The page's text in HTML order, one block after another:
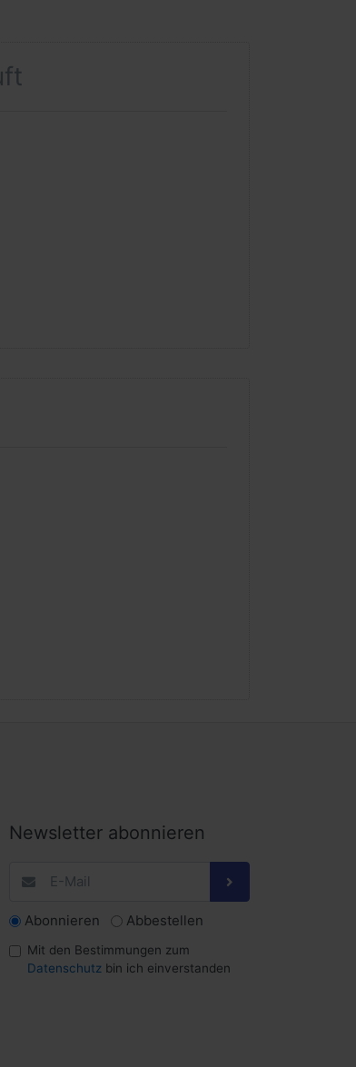
Newsletter abonnieren
Abonnieren Abbestellen
Mit den Bestimmungen zum
Datenschutz bin ich einverstanden